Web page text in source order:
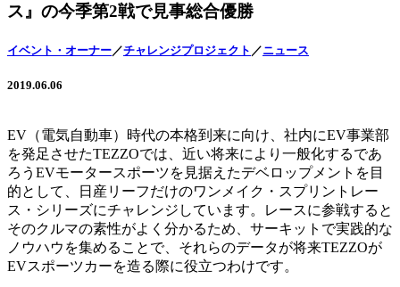
ス』の今季第2戦で見事総合優勝
イベント・オーナー ／チャレンジプロジェクト ／ニュース
2019.06.06
EV（電気自動車）時代の本格到来に向け、社内にEV事業部
を発足させたTEZZOでは、近い将来により一般化するであ
ろうEVモータースポーツを見据えたデベロップメントを目
的として、日産リーフだけのワンメイク・スプリントレー
ス・シリーズにチャレンジしています。レースに参戦すると
そのクルマの素性がよく分かるため、サーキットで実践的な
ノウハウを集めることで、それらのデータが将来TEZZOが
EVスポーツカーを造る際に役立つわけです。